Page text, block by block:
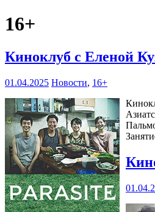
16+
Киноклуб с Еленой
01.04.2025 Новости, 16+